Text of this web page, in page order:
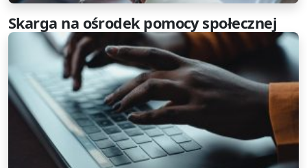
Skarga na ośrodek pomocy społecznej